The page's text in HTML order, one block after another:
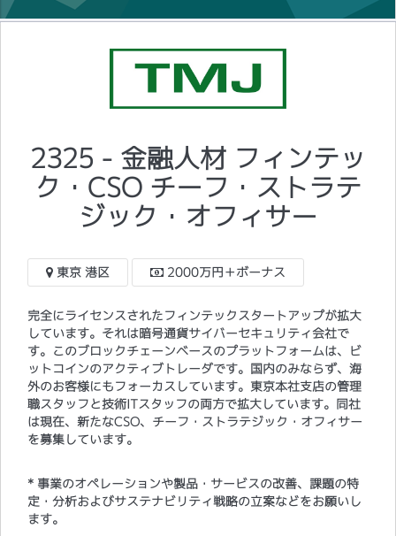
2325 - 金融人材 フィンテッ
ク・CSO チーフ・ストラテ
ジック・オフィサー
東京 港区 2000万円＋ボーナス
完全にライセンスされたフィンテックスタートアップが拡大
しています。それは暗号通貨サイバーセキュリティ会社で
す。このブロックチェーンベースのプラットフォームは、ビ
ットコインのアクティブトレーダです。国内のみならず、海
外のお客様にもフォーカスしています。東京本社支店の管理
職スタッフと技術ITスタッフの両方で拡大しています。同社
は現在、新たなCSO、チーフ・ストラテジック・オフィサー
を募集しています。
* 事業のオペレーションや製品・サービスの改善、課題の特
定・分析およびサステナビリティ戦略の立案などをお願いし
ます。